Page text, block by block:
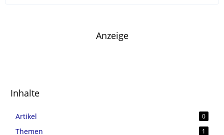
Anzeige
Inhalte
Artikel 0
Themen 1